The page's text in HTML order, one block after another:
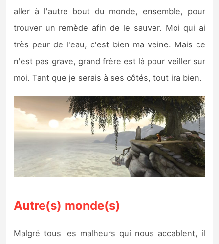
Précommandes jeux Switch 2
Sorties de jeux
Bons plans
Guides
aller à l'autre bout du monde, ensemble, pour
trouver un remède afin de le sauver. Moi qui ai
très peur de l'eau, c'est bien ma veine. Mais ce
n'est pas grave, grand frère est là pour veiller sur
moi. Tant que je serais à ses côtés, tout ira bien.
Autre(s) monde(s)
Malgré tous les malheurs qui nous accablent, il